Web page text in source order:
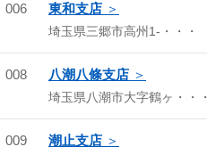
006 東和支店
埼玉県三郷市高州1-・・・
008 八潮八條支店
埼玉県八潮市大字鶴ヶ・・・
009 潮止支店